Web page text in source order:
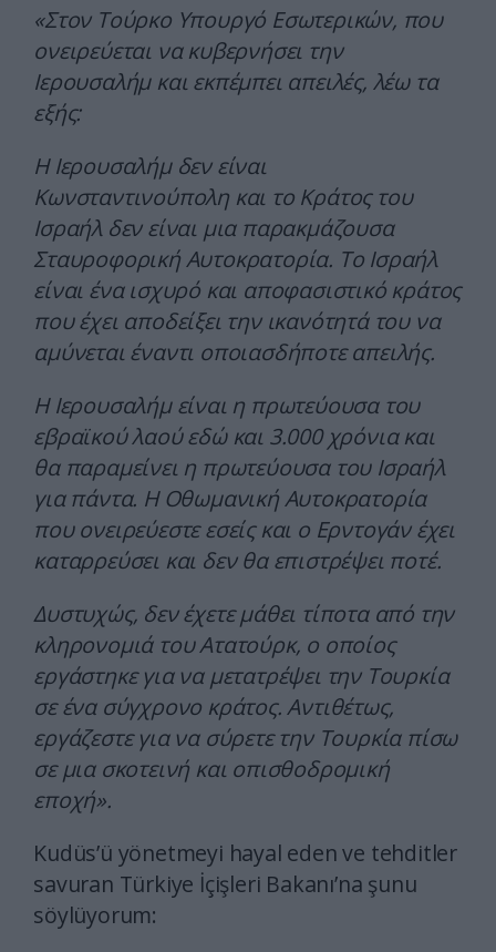
«Στον Τούρκο Υπουργό Εσωτερικών, που
ονειρεύεται να κυβερνήσει την
Ιερουσαλήμ και εκπέμπει απειλές, λέω τα
εξής:
Η Ιερουσαλήμ δεν είναι
Κωνσταντινούπολη και το Κράτος του
Ισραήλ δεν είναι μια παρακμάζουσα
Σταυροφορική Αυτοκρατορία. Το Ισραήλ
είναι ένα ισχυρό και αποφασιστικό κράτος
που έχει αποδείξει την ικανότητά του να
αμύνεται έναντι οποιασδήποτε απειλής.
Η Ιερουσαλήμ είναι η πρωτεύουσα του
εβραϊκού λαού εδώ και 3.000 χρόνια και
θα παραμείνει η πρωτεύουσα του Ισραήλ
για πάντα. Η Οθωμανική Αυτοκρατορία
που ονειρεύεστε εσείς και ο Ερντογάν έχει
καταρρεύσει και δεν θα επιστρέψει ποτέ.
Δυστυχώς, δεν έχετε μάθει τίποτα από την
κληρονομιά του Ατατούρκ, ο οποίος
εργάστηκε για να μετατρέψει την Τουρκία
σε ένα σύγχρονο κράτος. Αντιθέτως,
εργάζεστε για να σύρετε την Τουρκία πίσω
σε μια σκοτεινή και οπισθοδρομική
εποχή».
Kudüs’ü yönetmeyi hayal eden ve tehditler
savuran Türkiye İçişleri Bakanı’na şunu
söylüyorum: